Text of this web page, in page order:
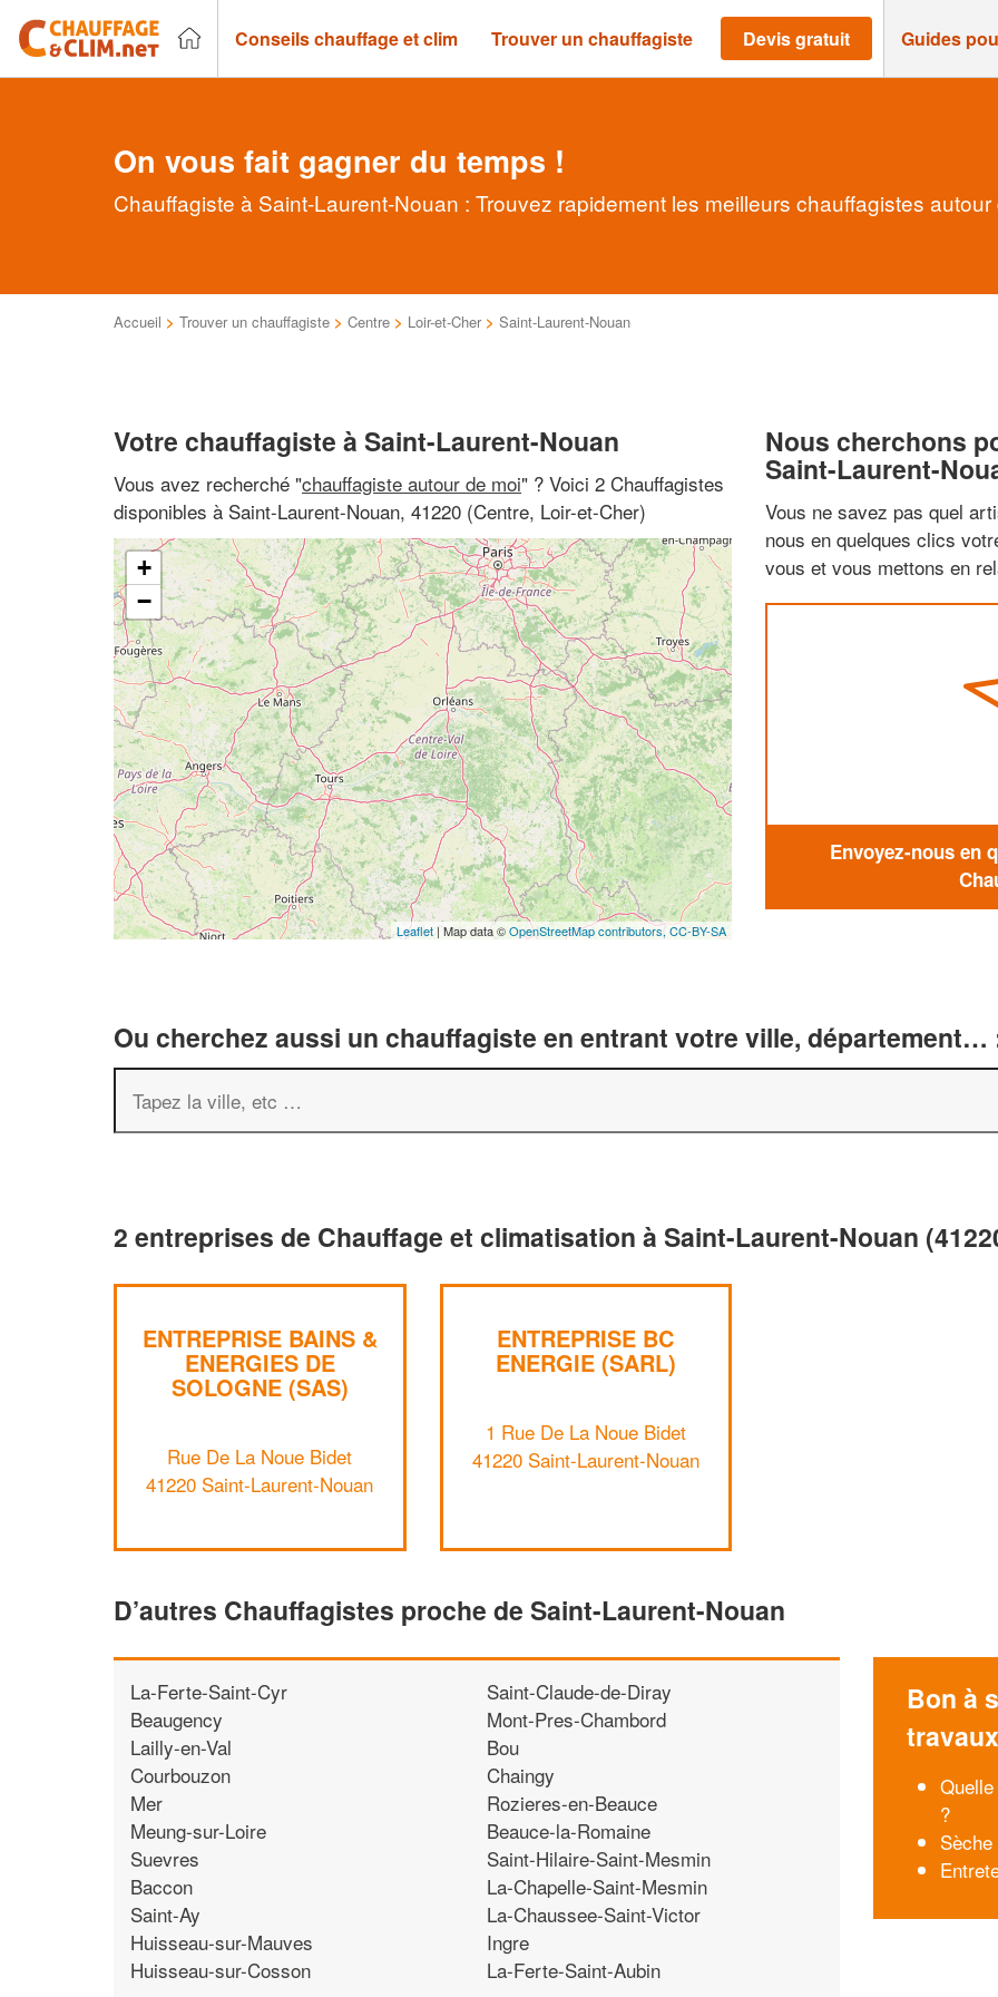
Conseils chauffage et clim Trouver un chauffagiste Devis gratuit Guides
On vous fait gagner du temps !
Chauffagiste à Saint-Laurent-Nouan : Trouvez rapidement les meilleurs chauffagistes autour
Accueil > Trouver un chauffagiste > Centre > Loir-et-Cher > Saint-Laurent-Nouan
Votre chauffagiste à Saint-Laurent-Nouan
Vous avez recherché "chauffagiste autour de moi" ? Voici 2 Chauffagistes
disponibles à Saint-Laurent-Nouan, 41220 (Centre, Loir-et-Cher)
+
−
Leaflet | Map data ©OpenStreetMap contributors, CC-BY-SA
Nous cherchons
Saint-Laurent-
Vous ne savez pas quel
nous en quelques clics
vous et vous mettons en
Envoyez-nous en
Ou cherchez aussi un chauffagiste en entrant votre ville, département…
2 entreprises de Chauffage et climatisation à Saint-Laurent-Nouan
ENTREPRISE BAINS &
ENERGIES DE
SOLOGNE (SAS)
Rue De La Noue Bidet
41220 Saint-Laurent-Nouan
ENTREPRISE BC
ENERGIE (SARL)
1 Rue De La Noue Bidet
41220 Saint-Laurent-Nouan
D’autres Chauffagistes proche de Saint-Laurent-Nouan
La-Ferte-Saint-Cyr
Beaugency
Lailly-en-Val
Courbouzon
Mer
Meung-sur-Loire
Suevres
Baccon
Saint-Ay
Huisseau-sur-Mauves
Huisseau-sur-Cosson
Saint-Claude-de-Diray
Mont-Pres-Chambord
Bou
Chaingy
Rozieres-en-Beauce
Beauce-la-Romaine
Saint-Hilaire-Saint-Mesmin
La-Chapelle-Saint-Mesmin
La-Chaussee-Saint-Victor
Ingre
La-Ferte-Saint-Aubin
Bon à
travaux
?